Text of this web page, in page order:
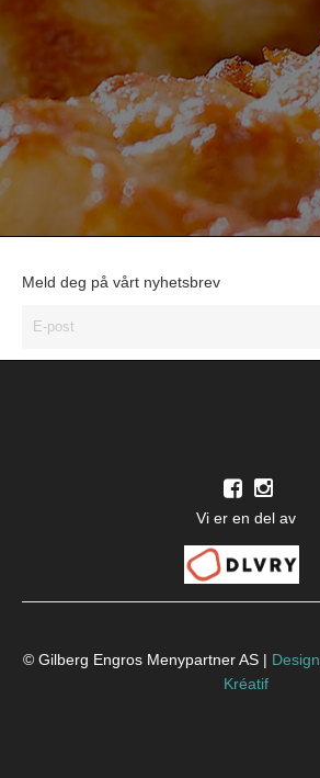
Meld deg på vårt nyhetsbrev
Vi er en del av
© Gilberg Engros Menypartner AS | Design
Kréatif